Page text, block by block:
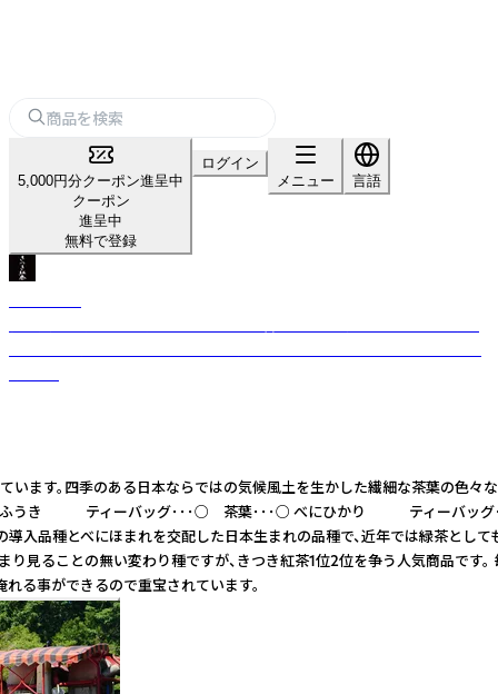
5,000円分クーポン進呈中
クーポン
進呈中
無料で登録
ログイン
メニュー
言語
ます。四季のある日本ならではの気候風土を生かした繊細な茶
ん ★商品形態 べにふうき ティーバッグ･･･○ 茶葉･･･○
ほまれを交配した日本生まれの品種で、近年では緑茶として
との無い変わり種ですが、きつき紅茶1位2位を争う人気商品で
る事ができるので重宝されています。